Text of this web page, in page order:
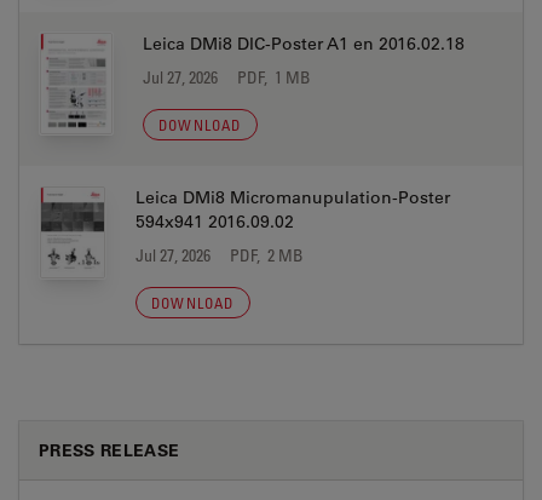
Leica DMi8 DIC-Poster A1 en 2016.02.18
Jul 27, 2026 PDF, 1 MB
DOWNLOAD
Leica DMi8 Micromanupulation-Poster
594x941 2016.09.02
Jul 27, 2026 PDF, 2 MB
DOWNLOAD
PRESS RELEASE